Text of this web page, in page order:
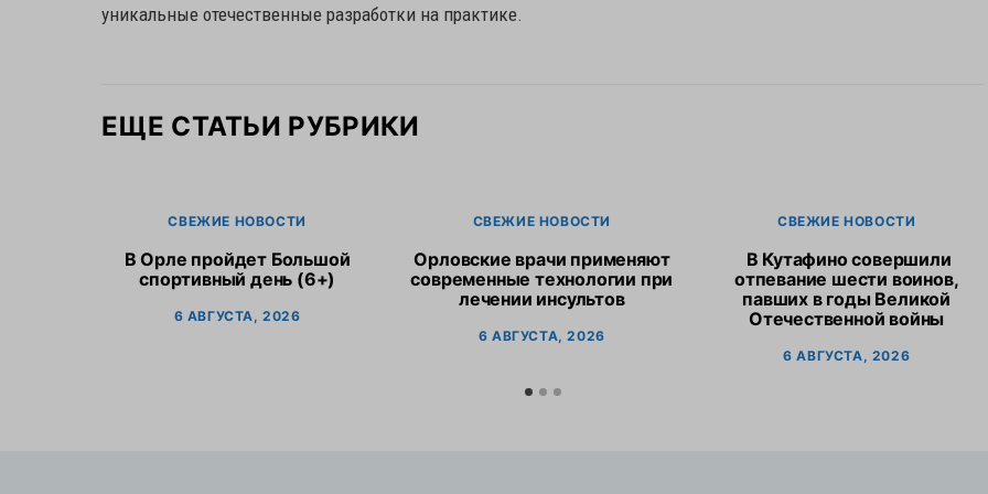
уникальные отечественные разработки на практике.
ЕЩЕ СТАТЬИ РУБРИКИ
СВЕЖИЕ НОВОСТИ
В Орле пройдет Большой
спортивный день (6+)
6 АВГУСТА, 2026
СВЕЖИЕ НОВОСТИ
Орловские врачи применяют
современные технологии при
лечении инсультов
6 АВГУСТА, 2026
СВЕЖИЕ НОВОСТИ
В Кутафино совершили
отпевание шести воинов,
павших в годы Великой
Отечественной войны
6 АВГУСТА, 2026